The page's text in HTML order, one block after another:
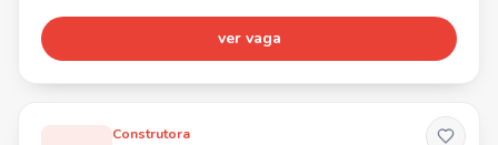
função; • Comprometimento com horários e tarefas; •
Perfil organizado, ágil e proativo; • Atenção aos detalhes
ver vaga
Construtora